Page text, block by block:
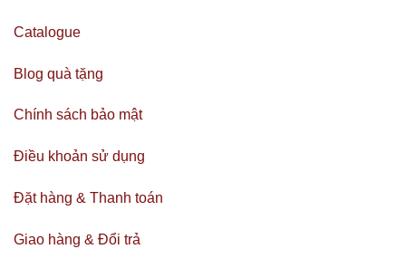
Catalogue
Blog quà tặng
Chính sách bảo mật
Điều khoản sử dụng
Đặt hàng & Thanh toán
Giao hàng & Đổi trả